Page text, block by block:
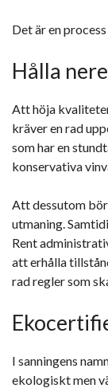
Det är en
Hålla
Att höja
kräver en rad
som har en
konservativa
Att dessutom
utmaning.
Rent
att erhålla
rad regler som
I sanningens
ekologiskt men